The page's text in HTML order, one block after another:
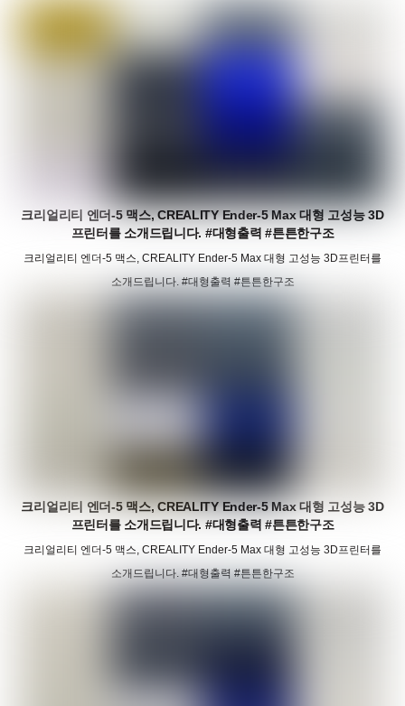
크리얼리티 엔더-5 맥스, CREALITY Ender-5 Max 대형 고성능 3D
프린터를 소개드립니다. #대형출력 #튼튼한구조
크리얼리티 엔더-5 맥스, CREALITY Ender-5 Max 대형 고성능 3D프린터를
소개드립니다. #대형출력 #튼튼한구조
크리얼리티 엔더-5 맥스, CREALITY Ender-5 Max 대형 고성능 3D
프린터를 소개드립니다. #대형출력 #튼튼한구조
크리얼리티 엔더-5 맥스, CREALITY Ender-5 Max 대형 고성능 3D프린터를
소개드립니다. #대형출력 #튼튼한구조